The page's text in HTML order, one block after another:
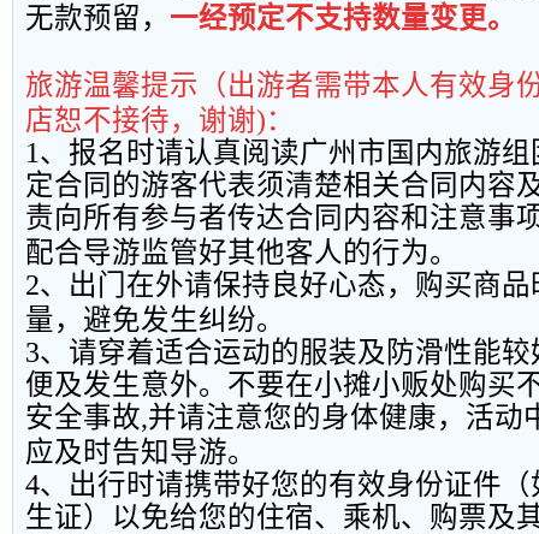
无款预留， 一经预定不支持数量变更。
旅游温馨提示（出游者需带本人有效身
店恕不接待，谢谢)：
1、报名时请认真阅读广州市国内旅游
定合同的游客代表须清楚相关合同内容
责向所有参与者传达合同内容和注意事
配合导游监管好其他客人的行为。
2、出门在外请保持良好心态，购买商
量，避免发生纠纷。
3、请穿着适合运动的服装及防滑性能
便及发生意外。不要在小摊小贩处购买
安全事故,并请注意您的身体健康，活动
应及时告知导游。
4、出行时请携带好您的有效身份证件
生证）以免给您的住宿、乘机、购票及